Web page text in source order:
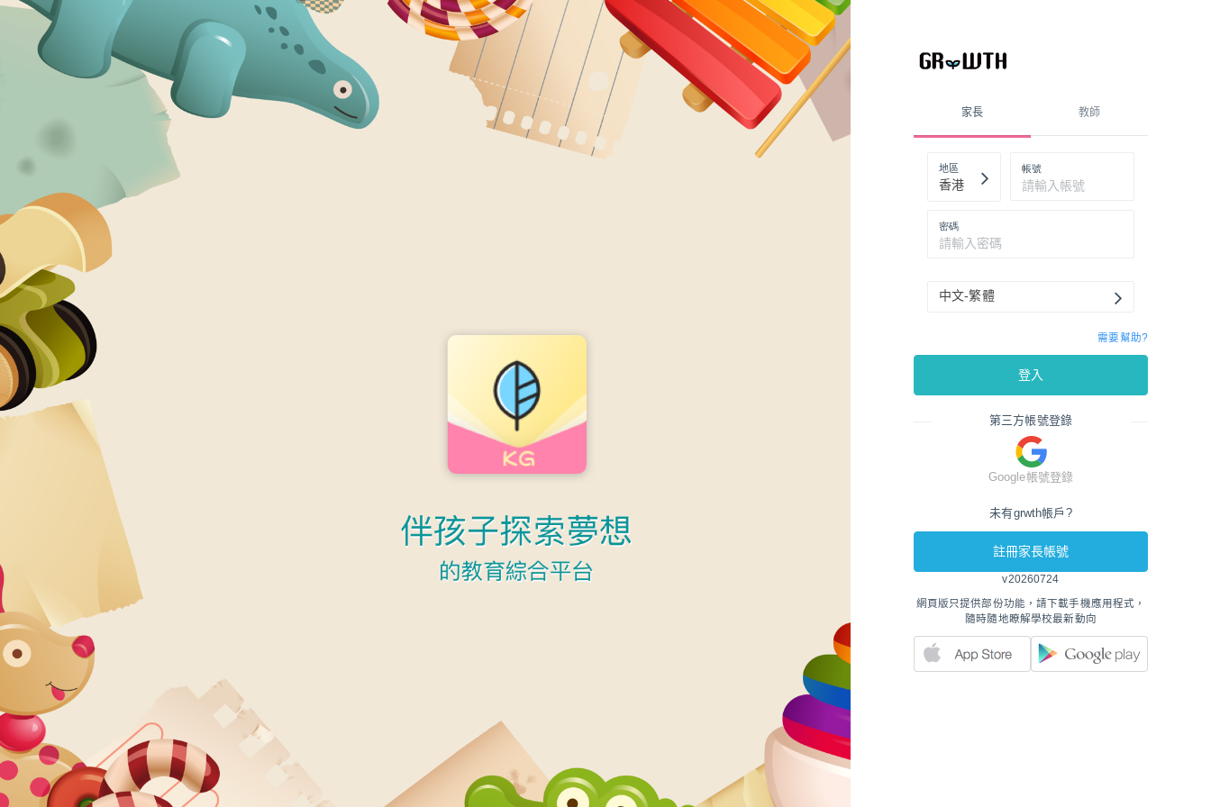
家長 教師
地區
香港
帳號
密碼
中文-繁體
需要幫助?
登入
第三方帳號登錄
Google帳號登錄
未有grwth帳戶?
註冊家長帳號
v20260724
網頁版只提供部份功能，請下載手機應用程式，
隨時隨地瞭解學校最新動向